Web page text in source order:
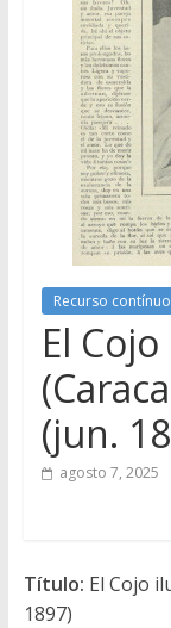
Recurso contínuo
El
(jun.
agosto 7, 2025
Título: El Cojo
1897)